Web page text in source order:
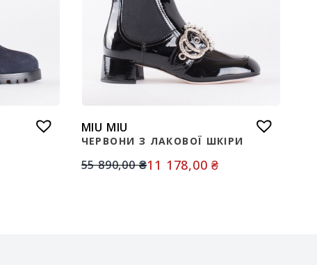
MIU MIU
ЧЕРВОНИ З ЛАКОВОЇ ШКІРИ
55 890,00₴11 178,00₴